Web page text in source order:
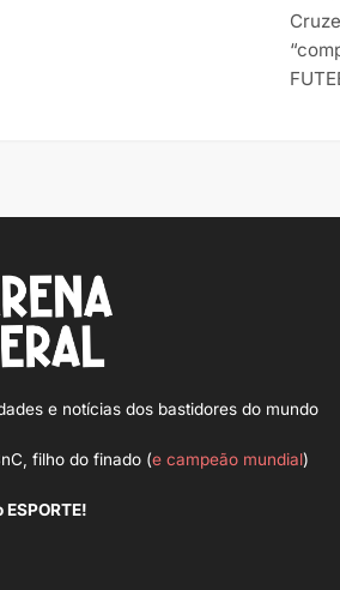
e notícias dos bastidores do mundo
filho do finado (e campeão mundial)